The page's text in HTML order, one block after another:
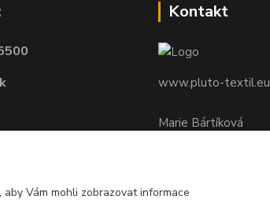
Kontakt
www.pluto-textil.eu
Marie Bártíková
pluto@pluto.eu
aby Vám mohli zobrazovat informace